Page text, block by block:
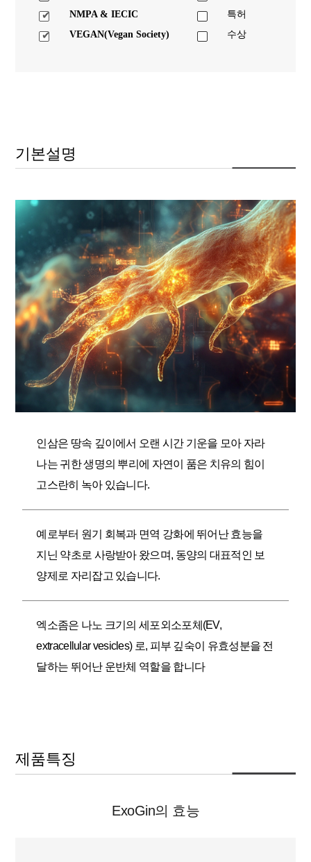
NMPA & IECIC
특허
VEGAN(Vegan Society)
수상
기본설명
인삼은 땅속 깊이에서 오랜 시간 기운을 모아 자라
나는 귀한 생명의 뿌리에 자연이 품은 치유의 힘이
고스란히 녹아 있습니다.
예로부터 원기 회복과 면역 강화에 뛰어난 효능을
지닌 약초로 사랑받아 왔으며, 동양의 대표적인 보
양제로 자리잡고 있습니다.
엑소좀은 나노 크기의 세포외소포체(EV,
extracellular vesicles) 로, 피부 깊숙이 유효성분을 전
달하는 뛰어난 운반체 역할을 합니다
제품특징
ExoGin의 효능